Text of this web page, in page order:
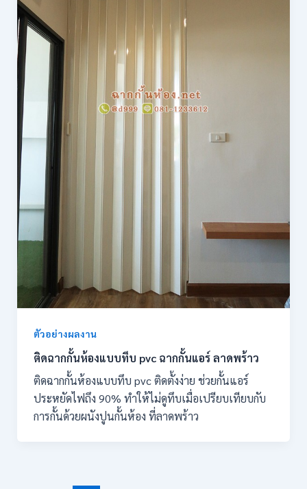
ตัวอย่างผลงาน
ติดฉากกั้นห้องแบบทึบ pvc ฉากกั้นแอร์ ลาดพร้าว
ติดฉากกั้นห้องแบบทึบ pvc ติดตั้งง่าย ช่วยกั้นแอร์
ประหยัดไฟถึง 90% ทำให้ไม่ดูทึบเมื่อเปรียบเทียบกับ
การกั้นด้วยผนังปูนกั้นห้อง ที่ลาดพร้าว